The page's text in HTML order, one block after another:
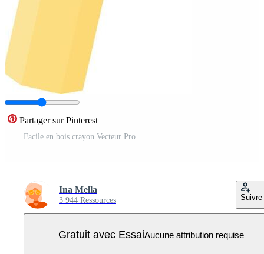
Partager sur Pinterest
Facile en bois crayon Vecteur Pro
Ina Mella
3 944 Ressources Suivre
Gratuit avec EssaiAucune attribution requise